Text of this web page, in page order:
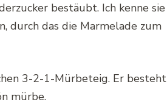
bestäubt. Ich kenne sie
durch das die Marmelade zum
3-2-1-Mürbeteig. Er besteht
mürbe.